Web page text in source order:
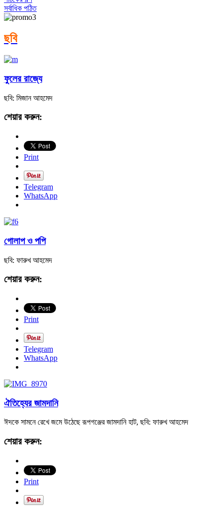
সর্বাধিক পঠিত
ছবি
ফুলের রাজ্যে
ছবি: মিজান আহমেদ
শেয়ার করুন:
Print
Telegram
WhatsApp
গোলাপ ও পপি
ছবি: ফারুখ আহমেদ
শেয়ার করুন:
Print
Telegram
WhatsApp
ঐতিহ্যের জামদানি
ঈদকে সামনে রেখে জমে উঠেছে রূপগঞ্জের জামদানি হাট, ছবি: ফারুখ আহমেদ
শেয়ার করুন:
Print